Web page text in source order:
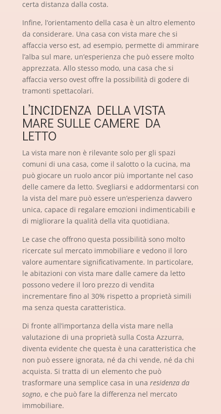
certa distanza dalla costa.
Infine, l’orientamento della casa è un altro elemento
da considerare. Una casa con vista mare che si
affaccia verso est, ad esempio, permette di ammirare
l’alba sul mare, un’esperienza che può essere molto
apprezzata. Allo stesso modo, una casa che si
affaccia verso ovest offre la possibilità di godere di
tramonti spettacolari.
L’INCIDENZA DELLA VISTA
MARE SULLE CAMERE DA
LETTO
La vista mare non è rilevante solo per gli spazi
comuni di una casa, come il salotto o la cucina, ma
può giocare un ruolo ancor più importante nel caso
delle camere da letto. Svegliarsi e addormentarsi con
la vista del mare può essere un’esperienza davvero
unica, capace di regalare emozioni indimenticabili e
di migliorare la qualità della vita quotidiana.
Le case che offrono questa possibilità sono molto
ricercate sul mercato immobiliare e vedono il loro
valore aumentare significativamente. In particolare,
le abitazioni con vista mare dalle camere da letto
possono vedere il loro prezzo di vendita
incrementare fino al 30% rispetto a proprietà simili
ma senza questa caratteristica.
Di fronte all’importanza della vista mare nella
valutazione di una proprietà sulla Costa Azzurra,
diventa evidente che questa è una caratteristica che
non può essere ignorata, né da chi vende, né da chi
acquista. Si tratta di un elemento che può
trasformare una semplice casa in una residenza da
sogno, e che può fare la differenza nel mercato
immobiliare.